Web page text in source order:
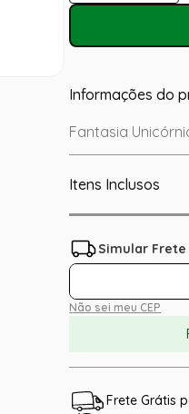
Informações do
Fantasia
Itens Inclusos
Não sei meu CEP
Frete Grátis